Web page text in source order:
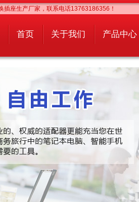
插座生产厂家，联系电话13763186356！
首页 关于我们 产品中心